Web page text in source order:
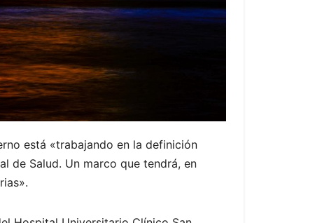
está «trabajando en la definición
de Salud. Un marco que tendrá, en